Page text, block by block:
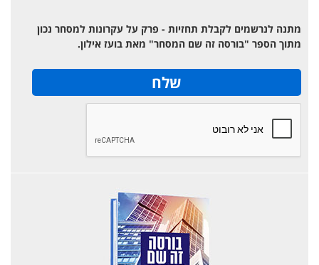
מתנה לנרשמים לקבלת תחזיות - פרק על עקרונות למסחר נכון
מתוך הספר "בורסה זה שם המסחר" מאת בועז אילון.